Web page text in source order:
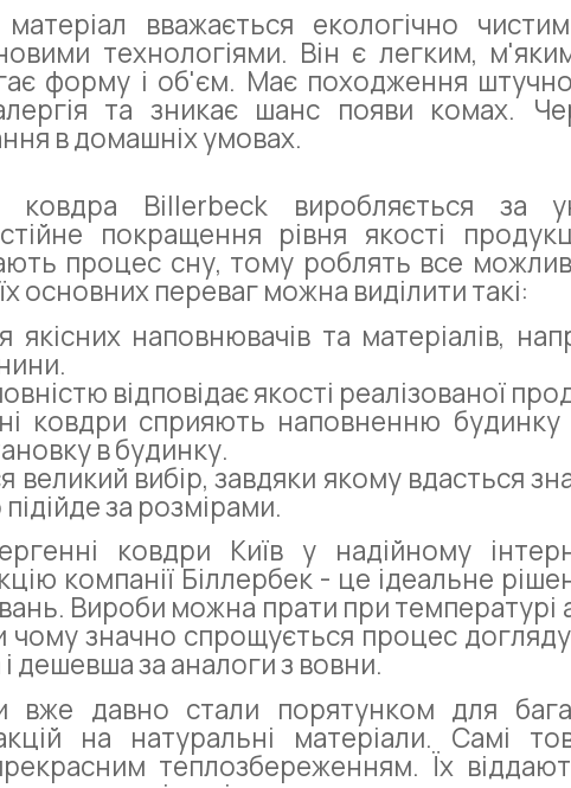
вважається екологічно
технологіями. Він є легким,
форму і об'єм. Має походження
та зникає шанс появи комах.
в домашніх умовах.
ковдра Billerbeck виробляється за
покращення рівня якості
процес сну, тому роблять все
основних переваг можна виділити такі:
якісних наповнювачів та матеріалів,
відповідає якості реалізованої
ковдри сприяють наповненню
в будинку.
великий вибір, завдяки якому вдасться
за розмірами.
ковдри Київ у надійному
компанії Біллербек - це ідеальне
Вироби можна прати при температурі
чому значно спрощується процес
дешевша за аналоги з вовни.
вже давно стали порятунком для
на натуральні матеріали. Самі
теплозбереженням. Їх